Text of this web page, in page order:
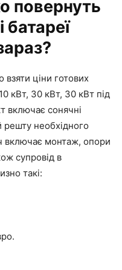
повернуть
батареї
ціни готових
кВт, 30 кВт, 30 кВт під
включає сонячні
решту необхідного
включає монтаж, опори
супровід в
такі: